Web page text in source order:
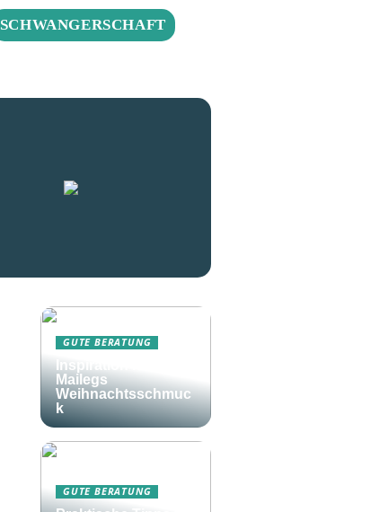
SCHWANGERSCHAFT
GUTE BERATUNG
Inspiration rund um
Mailegs
Weihnachtsschmuc
k
GUTE BERATUNG